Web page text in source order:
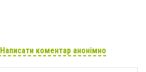
Написати коментар анонімно